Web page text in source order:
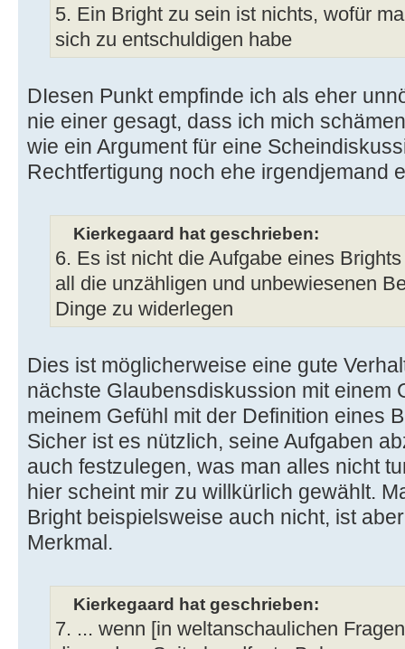
5. Ein Bright zu sein ist nichts, wofür
sich zu entschuldigen habe
DIesen Punkt empfinde ich als eher
nie einer gesagt, dass ich mich
wie ein Argument für eine
Rechtfertigung noch ehe irgendjemand
Kierkegaard hat geschrieben:
6. Es ist nicht die Aufgabe eines
all die unzähligen und unbewiesenen
Dinge zu widerlegen
Dies ist möglicherweise eine gute
nächste Glaubensdiskussion mit einem
meinem Gefühl mit der Definition eines
Sicher ist es nützlich, seine Aufgaben
auch festzulegen, was man alles nicht
hier scheint mir zu willkürlich gewählt.
Bright beispielsweise auch nicht, ist
Merkmal.
Kierkegaard hat geschrieben:
7. ... wenn [in weltanschaulichen